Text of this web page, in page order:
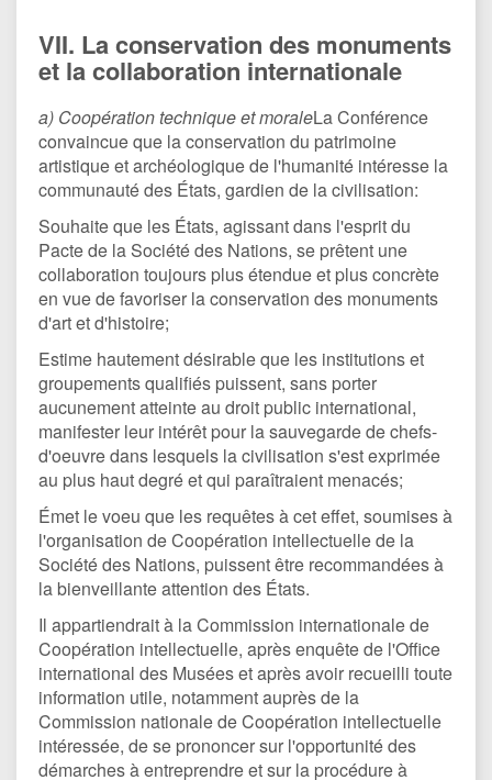
VII. La conservation des monuments
et la collaboration internationale
a) Coopération technique et moraleLa Conférence
convaincue que la conservation du patrimoine
artistique et archéologique de l'humanité intéresse la
communauté des États, gardien de la civilisation:
Souhaite que les États, agissant dans l'esprit du
Pacte de la Société des Nations, se prêtent une
collaboration toujours plus étendue et plus concrète
en vue de favoriser la conservation des monuments
d'art et d'histoire;
Estime hautement désirable que les institutions et
groupements qualifiés puissent, sans porter
aucunement atteinte au droit public international,
manifester leur intérêt pour la sauvegarde de chefs-
d'oeuvre dans lesquels la civilisation s'est exprimée
au plus haut degré et qui paraîtraient menacés;
Émet le voeu que les requêtes à cet effet, soumises à
l'organisation de Coopération intellectuelle de la
Société des Nations, puissent être recommandées à
la bienveillante attention des États.
Il appartiendrait à la Commission internationale de
Coopération intellectuelle, après enquête de l'Office
international des Musées et après avoir recueilli toute
information utile, notamment auprès de la
Commission nationale de Coopération intellectuelle
intéressée, de se prononcer sur l'opportunité des
démarches à entreprendre et sur la procédure à